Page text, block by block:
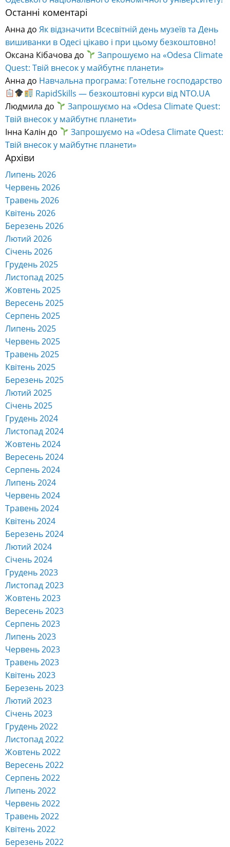
Останні коментарі
Анна до Як відзначити Всесвітній день музеїв та День
вишиванки в Одесі цікаво і при цьому безкоштовно!
Оксана Кібачова до
Запрошуємо на «Odesa Climate
Quest: Твій внесок у майбутнє планети»
Анна до Навчальна програма: Готельне господарство
RapidSkills — безкоштовні курси від NTO.UA
Людмила до
Запрошуємо на «Odesa Climate Quest:
Твій внесок у майбутнє планети»
Інна Калін до
Запрошуємо на «Odesa Climate Quest:
Твій внесок у майбутнє планети»
Архіви
Липень 2026
Червень 2026
Травень 2026
Квітень 2026
Березень 2026
Лютий 2026
Січень 2026
Грудень 2025
Листопад 2025
Жовтень 2025
Вересень 2025
Серпень 2025
Липень 2025
Червень 2025
Травень 2025
Квітень 2025
Березень 2025
Лютий 2025
Січень 2025
Грудень 2024
Листопад 2024
Жовтень 2024
Вересень 2024
Серпень 2024
Липень 2024
Червень 2024
Травень 2024
Квітень 2024
Березень 2024
Лютий 2024
Січень 2024
Грудень 2023
Листопад 2023
Жовтень 2023
Вересень 2023
Серпень 2023
Липень 2023
Червень 2023
Травень 2023
Квітень 2023
Березень 2023
Лютий 2023
Січень 2023
Грудень 2022
Листопад 2022
Жовтень 2022
Вересень 2022
Серпень 2022
Липень 2022
Червень 2022
Травень 2022
Квітень 2022
Березень 2022